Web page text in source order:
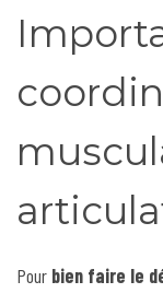
Pour bien faire le